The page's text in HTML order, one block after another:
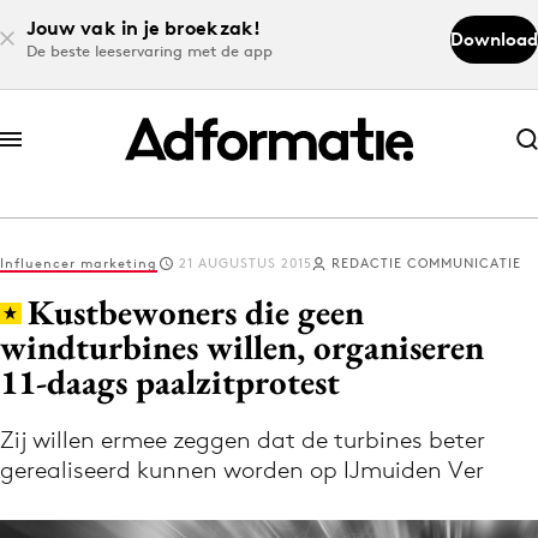
Jouw vak in je broekzak!
De beste leeservaring met de app
Download
Abonneer nu
Abonneer nu
Log in
Download de app
Volg het laatste nieuws via de Adformatie
Nieuws app
Influencer marketing 21 AUGUSTUS 2015 REDACTIE COMMUNICATIE
Kustbewoners die geen
windturbines willen, organiseren
11-daags paalzitprotest
Zij willen ermee zeggen dat de turbines beter
gerealiseerd kunnen worden op IJmuiden Ver